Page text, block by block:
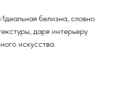
белизна, словно
даря интерьеру
искусства.